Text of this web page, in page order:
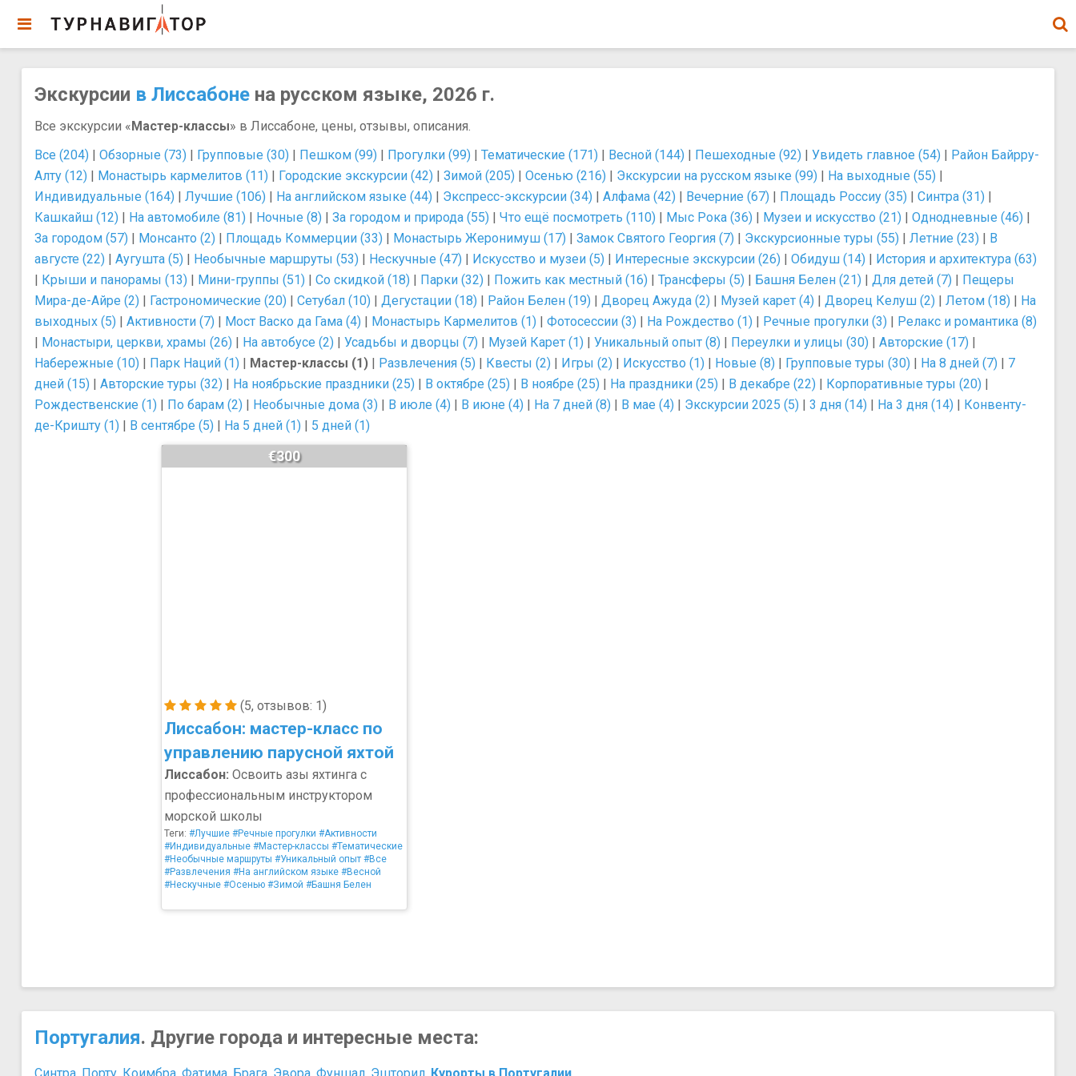
Экскурсии в Лиссабоне на русском языке, 2026 г.
Все экскурсии «Мастер-классы» в Лиссабоне, цены, отзывы, описания.
Все (204) | Обзорные (73) | Групповые (30) | Пешком (99) | Прогулки (99) | Тематические (171) | Весной (144) | Пешеходные (92) | Увидеть главное (54) | Район Байрру-
Алту (12) | Монастырь кармелитов (11) | Городские экскурсии (42) | Зимой (205) | Осенью (216) | Экскурсии на русском языке (99) | На выходные (55) |
Индивидуальные (164) | Лучшие (106) | На английском языке (44) | Экспресс-экскурсии (34) | Алфама (42) | Вечерние (67) | Площадь Россиу (35) | Синтра (31) |
Кашкайш (12) | На автомобиле (81) | Ночные (8) | За городом и природа (55) | Что ещё посмотреть (110) | Мыс Рока (36) | Музеи и искусство (21) | Однодневные (46) |
За городом (57) | Монсанто (2) | Площадь Коммерции (33) | Монастырь Жеронимуш (17) | Замок Святого Георгия (7) | Экскурсионные туры (55) | Летние (23) | В
августе (22) | Аугушта (5) | Необычные маршруты (53) | Нескучные (47) | Искусство и музеи (5) | Интересные экскурсии (26) | Обидуш (14) | История и архитектура (63)
| Крыши и панорамы (13) | Мини-группы (51) | Со скидкой (18) | Парки (32) | Пожить как местный (16) | Трансферы (5) | Башня Белен (21) | Для детей (7) | Пещеры
Мира-де-Айре (2) | Гастрономические (20) | Сетубал (10) | Дегустации (18) | Район Белен (19) | Дворец Ажуда (2) | Музей карет (4) | Дворец Келуш (2) | Летом (18) | На
выходных (5) | Активности (7) | Мост Васко да Гама (4) | Монастырь Кармелитов (1) | Фотосессии (3) | На Рождество (1) | Речные прогулки (3) | Релакс и романтика (8)
| Монастыри, церкви, храмы (26) | На автобусе (2) | Усадьбы и дворцы (7) | Музей Карет (1) | Уникальный опыт (8) | Переулки и улицы (30) | Авторские (17) |
Набережные (10) | Парк Наций (1) | Мастер-классы (1) | Развлечения (5) | Квесты (2) | Игры (2) | Искусство (1) | Новые (8) | Групповые туры (30) | На 8 дней (7) | 7
дней (15) | Авторские туры (32) | На ноябрьские праздники (25) | В октябре (25) | В ноябре (25) | На праздники (25) | В декабре (22) | Корпоративные туры (20) |
Рождественские (1) | По барам (2) | Необычные дома (3) | В июле (4) | В июне (4) | На 7 дней (8) | В мае (4) | Экскурсии 2025 (5) | 3 дня (14) | На 3 дня (14) | Конвенту-
де-Кришту (1) | В сентябре (5) | На 5 дней (1) | 5 дней (1)
(5, отзывов: 1)
Лиссабон: мастер-класс по
управлению парусной яхтой
€300
Лиссабон: Освоить азы яхтинга с
профессиональным инструктором
морской школы
Теги: #Лучшие #Речные прогулки #Активности
#Индивидуальные #Мастер-классы #Тематические
#Необычные маршруты #Уникальный опыт #Все
#Развлечения #На английском языке #Весной
#Нескучные #Осенью #Зимой #Башня Белен
Португалия. Другие города и интересные места: